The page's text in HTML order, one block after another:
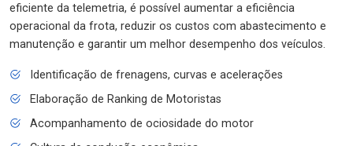
eficiente da telemetria, é possível aumentar a eficiência
operacional da frota, reduzir os custos com abastecimento e
manutenção e garantir um melhor desempenho dos veículos.
Identificação de frenagens, curvas e acelerações
Elaboração de Ranking de Motoristas
Acompanhamento de ociosidade do motor